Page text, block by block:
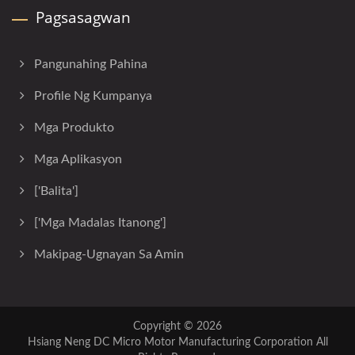
Pagsasagwan
Pangunahing Pahina
Profile Ng Kumpanya
Mga Produkto
Mga Aplikasyon
['Balita']
['Mga Madalas Itanong']
Makipag-Ugnayan Sa Amin
Copyright © 2026
Hsiang Neng DC Micro Motor Manufacturing Corporation All